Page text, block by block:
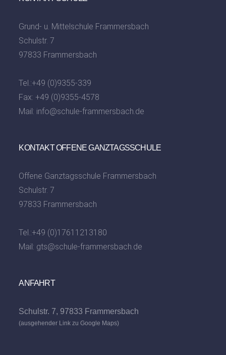
Grund- u. Mittelschule Frammersbach
Schulstr. 7
97833 Frammersbach
Tel.:+49 (0)9355-339
Fax: +49 (0)9355-4578
Mail: info@schule-frammersbach.de
KONTAKT OFFENE GANZTAGSSCHULE
Offene Ganztagsschule Frammersbach
Schulstr. 7
97833 Frammersbach
Tel.:+49 (0)17611213180
Mail: gts@schule-frammersbach.de
ANFAHRT
Schulstr. 7, 97833 Frammersbach
(ausgehender Link zu Google Maps)